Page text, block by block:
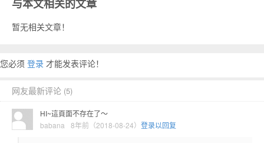
与本文相关的文章
暂无相关文章！
您必须 登录 才能发表评论！
网友最新评论 (5)
HI~這頁面不存在了～
babana
8年前（2018-08-24） 登录以回复